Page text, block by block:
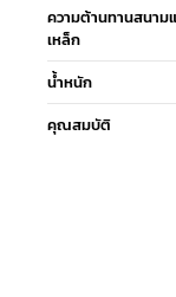
ความต้านทานสนาม
เหล็ก
น้ำหนัก
คุณสมบัติ